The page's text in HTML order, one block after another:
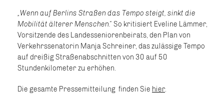
„Wenn auf Berlins Straßen das Tempo steigt, sinkt die
Mobilität älterer Menschen.“ So kritisiert Eveline Lämmer,
Vorsitzende des Landesseniorenbeirats, den Plan von
Verkehrssenatorin Manja Schreiner, das zulässige Tempo
auf dreißig Straßenabschnitten von 30 auf 50
Stundenkilometer zu erhöhen.
Die gesamte Pressemitteilung finden Sie hier.